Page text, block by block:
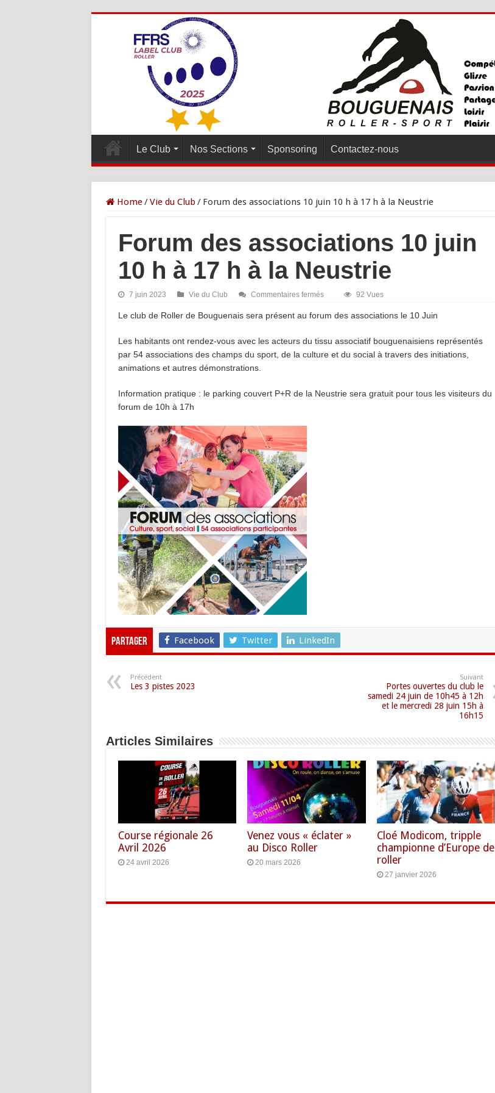
Le Club Nos Sections Sponsoring Contactez-nous
Home/Vie du Club / Forum des associations 10 juin 10 h à 17 h à la Neustrie
Forum des associations 10 juin
10 h à 17 h à la Neustrie
7 juin 2023 Vie du Club Commentaires ferméssur
associations
10
h
la
92 Vues
Le club de Roller de Bouguenais sera présent au forum des associations le 10 Juin
Les habitants ont rendez-vous avec les acteurs du tissu associatif bouguenaisiens représentés
par 54 associations des champs du sport, de la culture et du social à travers des initiations,
animations et autres démonstrations.
Information pratique : le parking couvert P+R de la Neustrie sera gratuit pour tous les visiteurs du
forum de 10h à 17h
Partager Facebook Twitter LinkedIn
Précédent
Les 3 pistes 2023
Suivant
Portes ouvertes du club le
samedi 24 juin de 10h45 à 12h
et le mercredi 28 juin 15h à
16h15
Articles Similaires
Course régionale 26
Avril 2026
24 avril 2026
Venez vous « éclater »
au Disco Roller
20 mars 2026
Cloé Modicom, tripple
championne d’Europe de
roller
27 janvier 2026